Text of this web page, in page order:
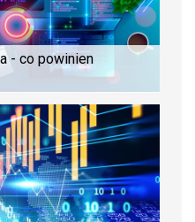
- co powinien